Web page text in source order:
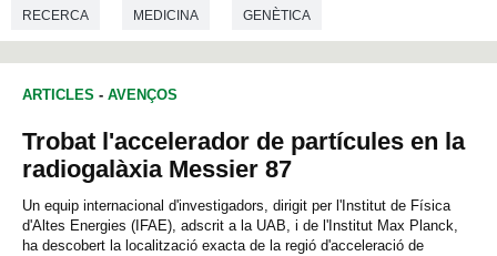
RECERCA MEDICINA GENÈTICA
ARTICLES - AVENÇOS
Trobat l'accelerador de partícules en la
radiogalàxia Messier 87
Un equip internacional d'investigadors, dirigit per l'Institut de Física
d'Altes Energies (IFAE), adscrit a la UAB, i de l'Institut Max Planck,
ha descobert la localització exacta de la regió d'acceleració de